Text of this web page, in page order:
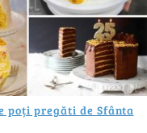
poți pregăti de Sfânta